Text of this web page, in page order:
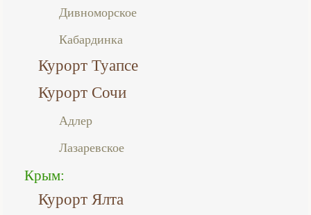
Дивноморское
Кабардинка
Курорт Туапсе
Курорт Сочи
Адлер
Лазаревское
Крым:
Курорт Ялта